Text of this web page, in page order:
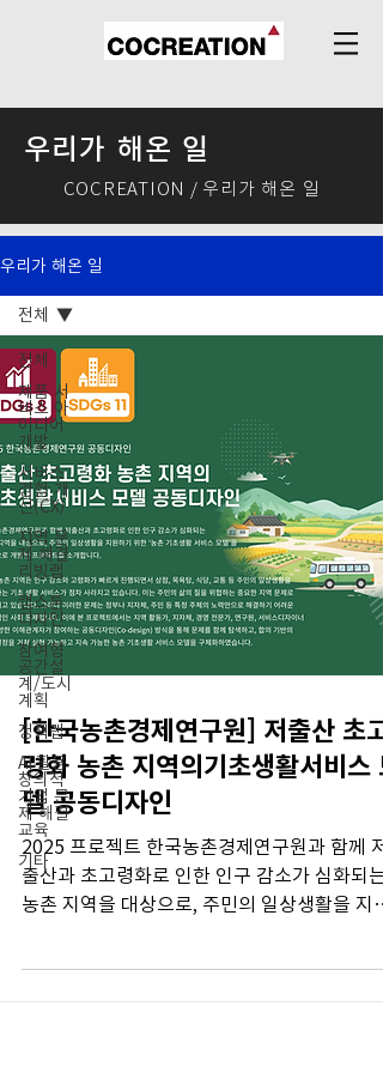
​우리가 해온 일
COCREATION / 우리가 해온 일
우리가 해온 일
전체
제품 서
비스 아
이디어
개발
서비스
경험 개
선(CX)
지역 문
제 해결
리빙랩
캡스톤
디자인
참여형
공간설
계/도시
계획
정책랩
AI 활용
창의적
기업 문
제 해결
교육
기타
전체
[한국농촌경제연구원] 저출산 초고
령화 농촌 지역의기초생활서비스
델 공동디자인
2025 프로젝트 한국농촌경제연구원과 함께 저
출산과 초고령화로 인한 인구 감소가 심화되는
농촌 지역을 대상으로, 주민의 일상생활을 지원